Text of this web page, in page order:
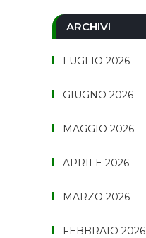
ARCHIVI
LUGLIO 2026
GIUGNO 2026
MAGGIO 2026
APRILE 2026
MARZO 2026
FEBBRAIO 2026